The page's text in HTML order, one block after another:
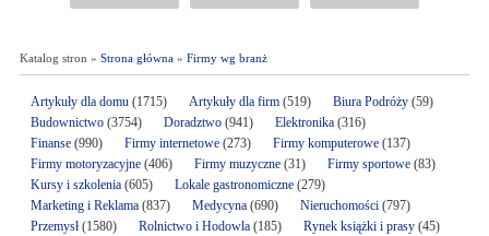
Katalog stron » Strona główna» Firmy wg branż
Artykuły dla domu(1715) Artykuły dla firm(519) Biura Podróży(59)
Budownictwo(3754) Doradztwo(941) Elektronika (316)
Finanse(990) Firmy internetowe (273) Firmy komputerowe(137)
Firmy motoryzacyjne(406) Firmy muzyczne(31) Firmy sportowe(83)
Kursy i szkolenia(605) Lokale gastronomiczne(279)
Marketing i Reklama(837) Medycyna(690) Nieruchomości(797)
Przemysł(1580) Rolnictwo i Hodowla(185) Rynek książki i prasy(45)